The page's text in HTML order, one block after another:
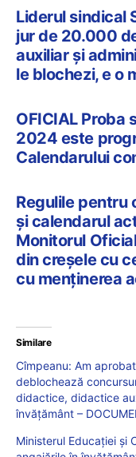
Liderul sindical
jur de 20.000
auxiliar și
le blochezi, e o
OFICIAL Proba
2024 este
Calendarului
Regulile pentru
și calendarul
Monitorul
din creșele cu
cu menținerea
Similare
Cîmpeanu: Am
deblochează
didactice, didactice
învățământ –
Ministerul Educației și